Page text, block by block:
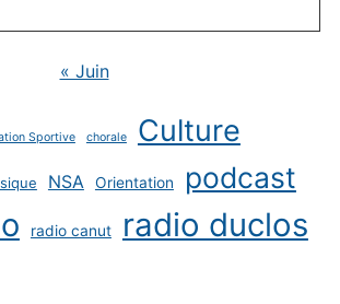
« Juin
Sportive chorale Culture
NSA Orientation podcast
radio canut radio duclos